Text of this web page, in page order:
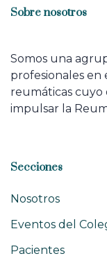
Sobre nosotros
Somos una
profesionales en
reumáticas cuyo
impulsar la
Secciones
Nosotros
Eventos del
Pacientes